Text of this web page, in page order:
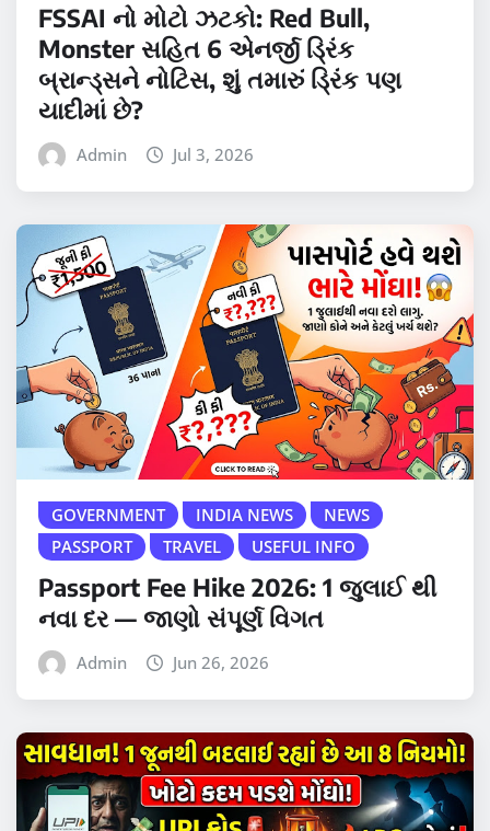
FSSAI નો મોટો ઝટકો: Red Bull,
Monster સહિત 6 એનર્જી ડ્રિંક
બ્રાન્ડ્સને નોટિસ, શું તમારું ડ્રિંક પણ
યાદીમાં છે?
Admin Jul 3, 2026
GOVERNMENT INDIA NEWS
NEWS
PASSPORT
TRAVEL USEFUL INFO
Passport Fee Hike 2026: 1 જુલાઈ થી
નવા દર — જાણો સંપૂર્ણ વિગત
Admin Jun 26, 2026